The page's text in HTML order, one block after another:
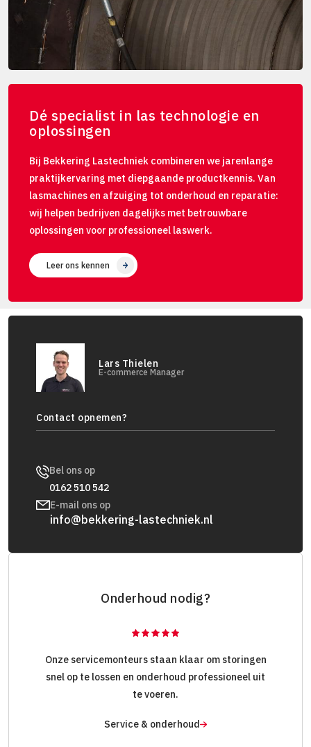
Dé specialist in las technologie en
oplossingen
Bij Bekkering Lastechniek combineren we jarenlange
praktijkervaring met diepgaande productkennis. Van
lasmachines en afzuiging tot onderhoud en reparatie:
wij helpen bedrijven dagelijks met betrouwbare
oplossingen voor professioneel laswerk.
Leer ons kennen
Lars Thielen
E-commerce Manager
Contact opnemen?
Bel ons op
0162 510 542
E-mail ons op
info@bekkering-lastechniek.nl
Onderhoud nodig?
Onze servicemonteurs staan klaar om storingen
snel op te lossen en onderhoud professioneel uit
te voeren.
Service & onderhoud